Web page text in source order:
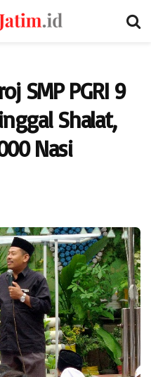
SMP PGRI 9
Shalat,
Nasi